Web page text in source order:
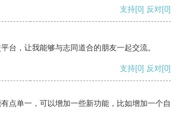
支持[0] 反对[0]
台，让我能够与志同道合的朋友一起交流。
支持[0] 反对[0]
点单一，可以增加一些新功能，比如增加一个自